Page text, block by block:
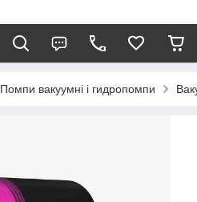
Помпи вакуумні і гидропомпи